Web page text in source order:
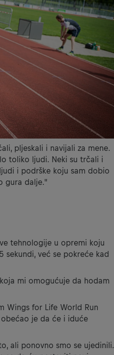
pljeskali i navijali za mene.
toliko ljudi. Neki su trčali i
i podrške koju sam dobio
gura dalje."
tehnologije u opremi koju
sekundi, već se pokreće kad
mi omogućuje da hodam
Wings for Life World Run
je da će i iduće
ali ponovno smo se ujedinili.